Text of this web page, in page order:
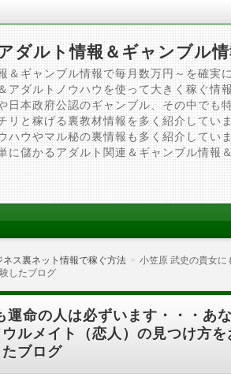
ダルト情報＆ギャンブル
＆ギャンブル情報で毎月数万円～を確
アダルトノウハウを使って大きく稼ぐ
日本政府公認のギャンブル、その中で
リと稼げる裏教材情報を多く紹介して
ハウやマル秘の裏情報も多く紹介して
に儲かるアダルト関連＆ギャンブル情
ス裏ネット情報で稼ぐ方法
小笠原 武史の貴女に
したブログ
運命の人は必ずいます・・・あ
ルメイト（恋人）の見つけ方を
ブログ